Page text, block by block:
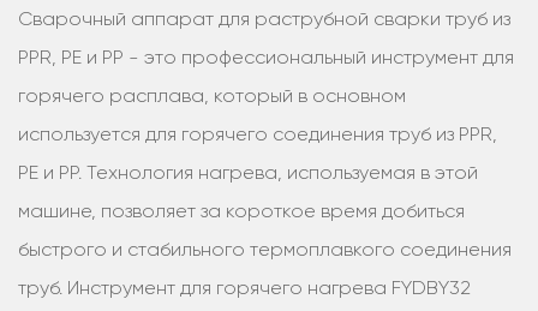
Сварочный аппарат для раструбной сварки труб из
PPR, PE и PP - это профессиональный инструмент для
горячего расплава, который в основном
используется для горячего соединения труб из PPR,
PE и PP. Технология нагрева, используемая в этой
машине, позволяет за короткое время добиться
быстрого и стабильного термоплавкого соединения
труб. Инструмент для горячего нагрева FYDBY32